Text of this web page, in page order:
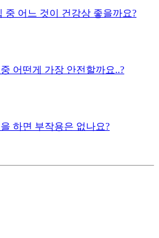
중 어느 것이 건강상 좋을까요?
어떤게 가장 안전할까요..?
하면 부작용은 없나요?